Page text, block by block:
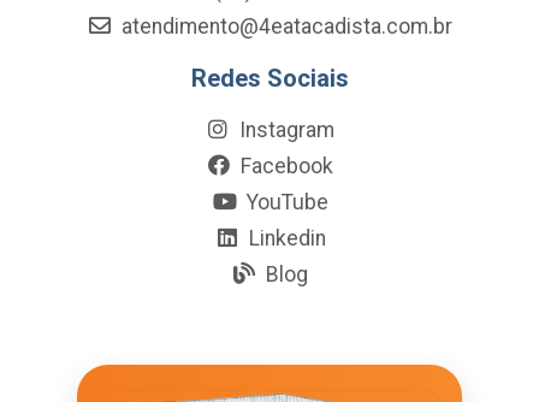
atendimento@4eatacadista.com.br
Redes Sociais
Instagram
Facebook
YouTube
Linkedin
Blog